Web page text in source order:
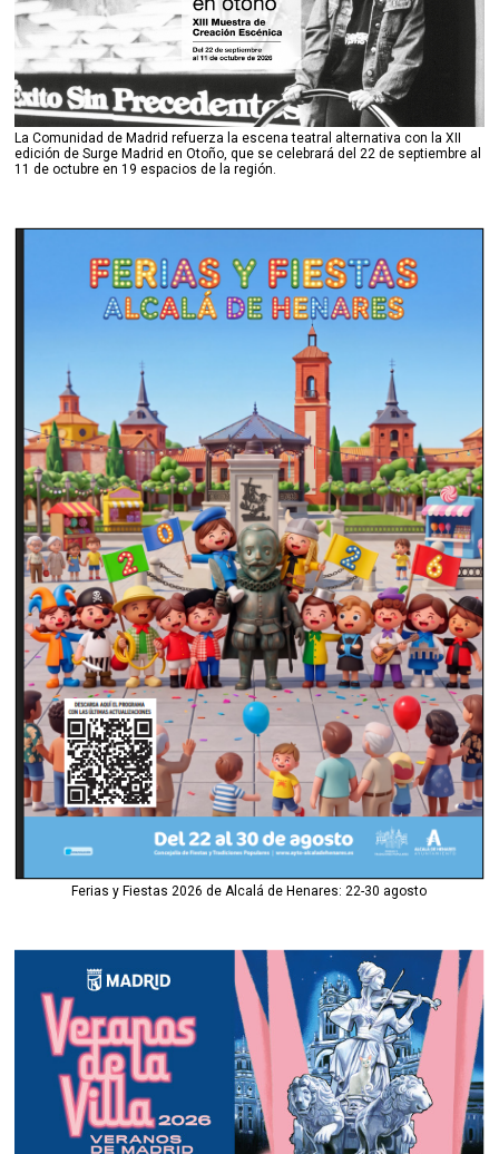
La Comunidad de Madrid refuerza la escena teatral alternativa con la XII
edición de Surge Madrid en Otoño, que se celebrará del 22 de septiembre al
11 de octubre en 19 espacios de la región.
Ferias y Fiestas 2026 de Alcalá de Henares: 22-30 agosto